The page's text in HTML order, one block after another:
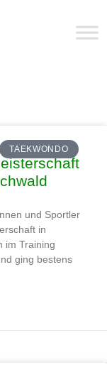
TAEKWONDO
und Sportler
in
im Training
ging bestens